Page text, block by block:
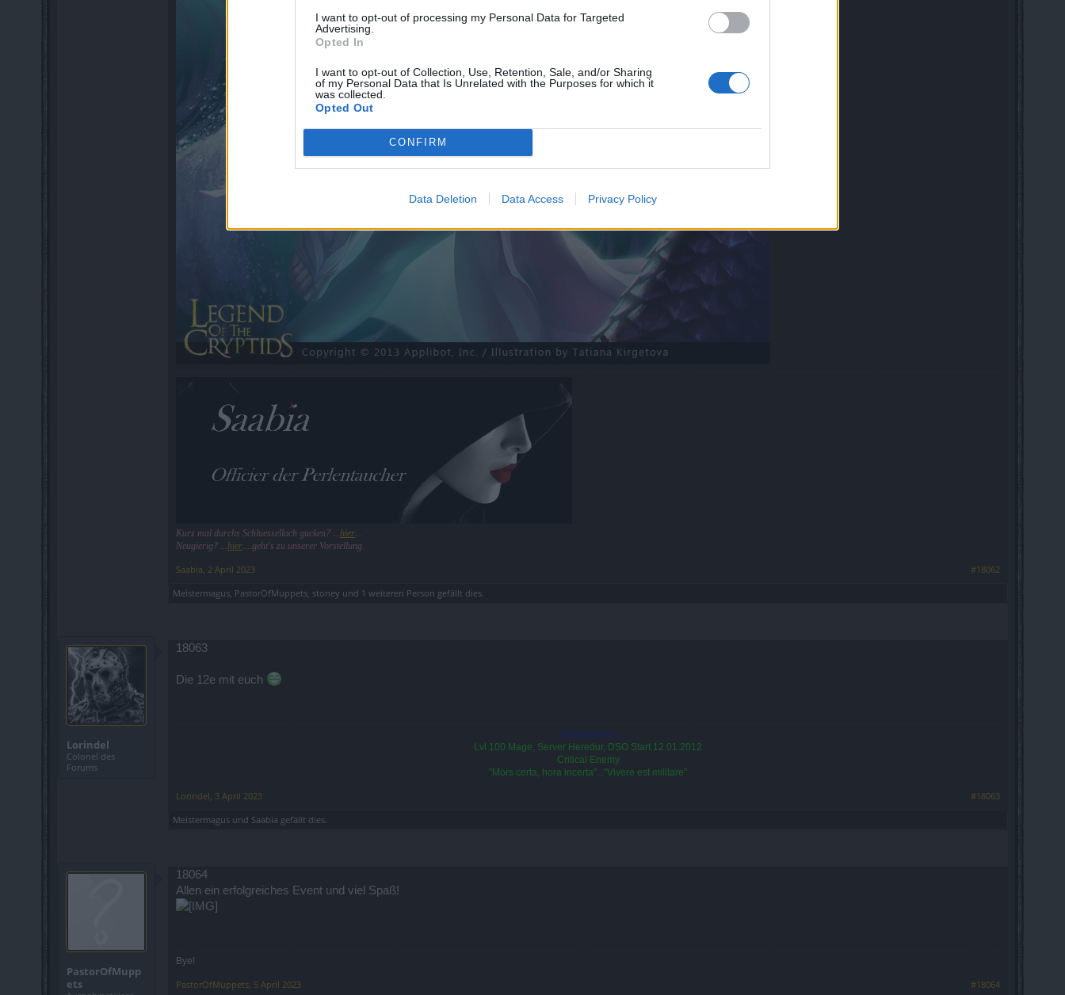
I want to opt-out of processing my Personal Data for Targeted
Advertising.
Opted In
I want to opt-out of Collection, Use, Retention, Sale, and/or Sharing
of my Personal Data that Is Unrelated with the Purposes for which it
was collected.
Opted Out
CONFIRM
Data Deletion Data Access Privacy Policy
Kurz mal durchs Schluesselloch gucken? ...hier...
Neugierig? ...hier....geht's zu unserer Vorstellung.
Saabia, 2 April 2023
#18062
Meistermagus, PastorOfMuppets, stoney und 1 weiteren Person gefällt dies.
Lorindel
Colonel des
Forums
18063
Die 12e mit euch
Schattenherz
Lvl 100 Mage, Server Heredur, DSO Start 12.01.2012
Critical Enemy
"Mors certa, hora incerta"..."Vivere est militare"
Lorindel, 3 April 2023
#18063
Meistermagus und Saabia gefällt dies.
PastorOfMupp
ets
18064
Allen ein erfolgreiches Event und viel Spaß!
Bye!
PastorOfMuppets, 5 April 2023 #18064